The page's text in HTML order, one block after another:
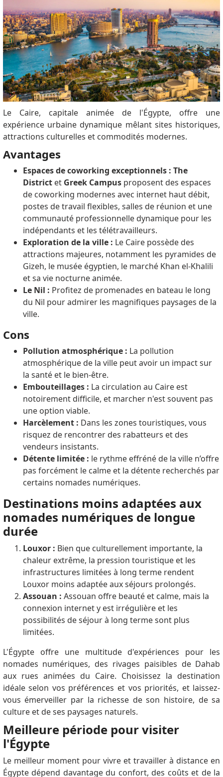
Le Caire, capitale animée de l'Égypte, offre une
expérience urbaine dynamique mêlant sites historiques,
attractions culturelles et commodités modernes.
Avantages
Espaces de coworking exceptionnels : The
Districtet Greek Campusproposent des espaces
de coworking modernes avec internet haut débit,
postes de travail flexibles, salles de réunion et une
communauté professionnelle dynamique pour les
indépendants et les télétravailleurs.
Exploration de la ville : Le Caire possède des
attractions majeures, notamment les pyramides de
Gizeh, le musée égyptien, le marché Khan el-Khalili
et sa vie nocturne animée.
Le Nil : Profitez de promenades en bateau le long
du Nil pour admirer les magnifiques paysages de la
ville.
Cons
Pollution atmosphérique : La pollution
atmosphérique de la ville peut avoir un impact sur
la santé et le bien-être.
Embouteillages : La circulation au Caire est
notoirement difficile, et marcher n'est souvent pas
une option viable.
Harcèlement : Dans les zones touristiques, vous
risquez de rencontrer des rabatteurs et des
vendeurs insistants.
Détente limitée : le rythme effréné de la ville n’offre
pas forcément le calme et la détente recherchés par
certains nomades numériques.
Destinations moins adaptées aux
nomades numériques de longue
durée
Louxor : Bien que culturellement importante, la
chaleur extrême, la pression touristique et les
infrastructures limitées à long terme rendent
Louxor moins adaptée aux séjours prolongés.
Assouan : Assouan offre beauté et calme, mais la
connexion internet y est irrégulière et les
possibilités de séjour à long terme sont plus
limitées.
L'Égypte offre une multitude d'expériences pour les
nomades numériques, des rivages paisibles de Dahab
aux rues animées du Caire. Choisissez la destination
idéale selon vos préférences et vos priorités, et laissez-
vous émerveiller par la richesse de son histoire, de sa
culture et de ses paysages naturels.
Meilleure période pour visiter
l'Égypte
Le meilleur moment pour vivre et travailler à distance en
Égypte dépend davantage du confort, des coûts et de la